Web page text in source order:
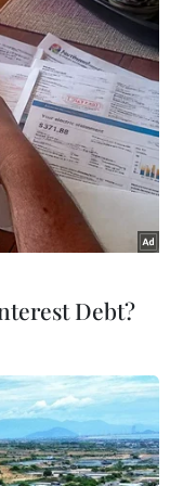
nhiều địa
trị cho người bệnh
Quý Trung/TTXVN)
Debt?